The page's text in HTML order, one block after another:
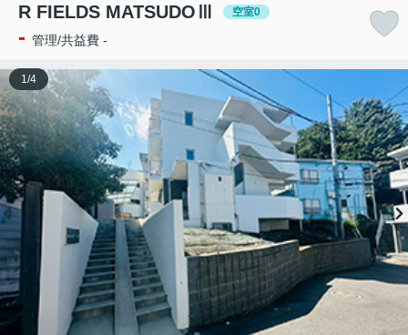
R FIELDS MATSUDOⅢ 空室0
- 管理/共益費 -
1 /4